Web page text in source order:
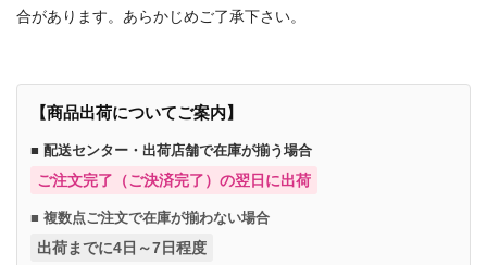
合があります。あらかじめご了承下さい。
【商品出荷についてご案内】
■ 配送センター・出荷店舗で在庫が揃う場合
ご注文完了（ご決済完了）の翌日に出荷
■ 複数点ご注文で在庫が揃わない場合
出荷までに4日～7日程度